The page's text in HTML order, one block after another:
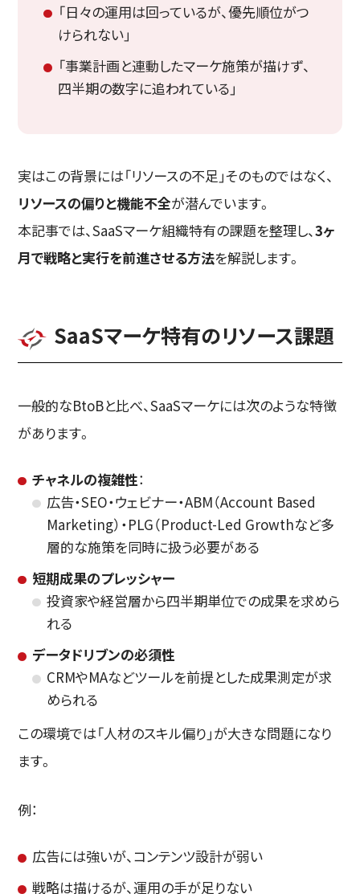
「日々の運用は回っているが、優先順位がつ
けられない」
「事業計画と連動したマーケ施策が描けず、
四半期の数字に追われている」
実はこの背景には「リソースの不足」そのものではなく、
リソースの偏りと機能不全が潜んでいます。
本記事では、SaaSマーケ組織特有の課題を整理し、3ヶ
月で戦略と実行を前進させる方法を解説します。
SaaSマーケ特有のリソース課題
一般的なBtoBと比べ、SaaSマーケには次のような特徴
があります。
チャネルの複雑性：
広告・SEO・ウェビナー・ABM（Account Based
Marketing）・PLG（Product-Led Growthなど多
層的な施策を同時に扱う必要がある
短期成果のプレッシャー
投資家や経営層から四半期単位での成果を求めら
れる
データドリブンの必須性
CRMやMAなどツールを前提とした成果測定が求
められる
この環境では「人材のスキル偏り」が大きな問題になり
ます。
例：
広告には強いが、コンテンツ設計が弱い
戦略は描けるが、運用の手が足りない